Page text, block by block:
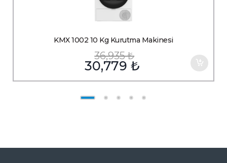
KMX 1002 10 Kg Kurutma Makinesi
36,935₺
30,779₺